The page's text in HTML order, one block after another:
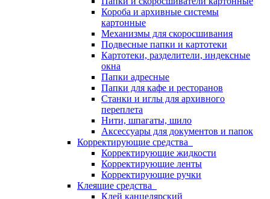
Короба и архивные системы
картонные
Механизмы для скоросшивания
Подвесные папки и картотеки
Картотеки, разделители, индексные
окна
Папки адресные
Папки для кафе и ресторанов
Станки и иглы для архивного
переплета
Нити, шпагаты, шило
Аксессуары для документов и папок
Корректирующие средства
Корректирующие жидкости
Корректирующие ленты
Корректирующие ручки
Клеящие средства
Клей канцелярский